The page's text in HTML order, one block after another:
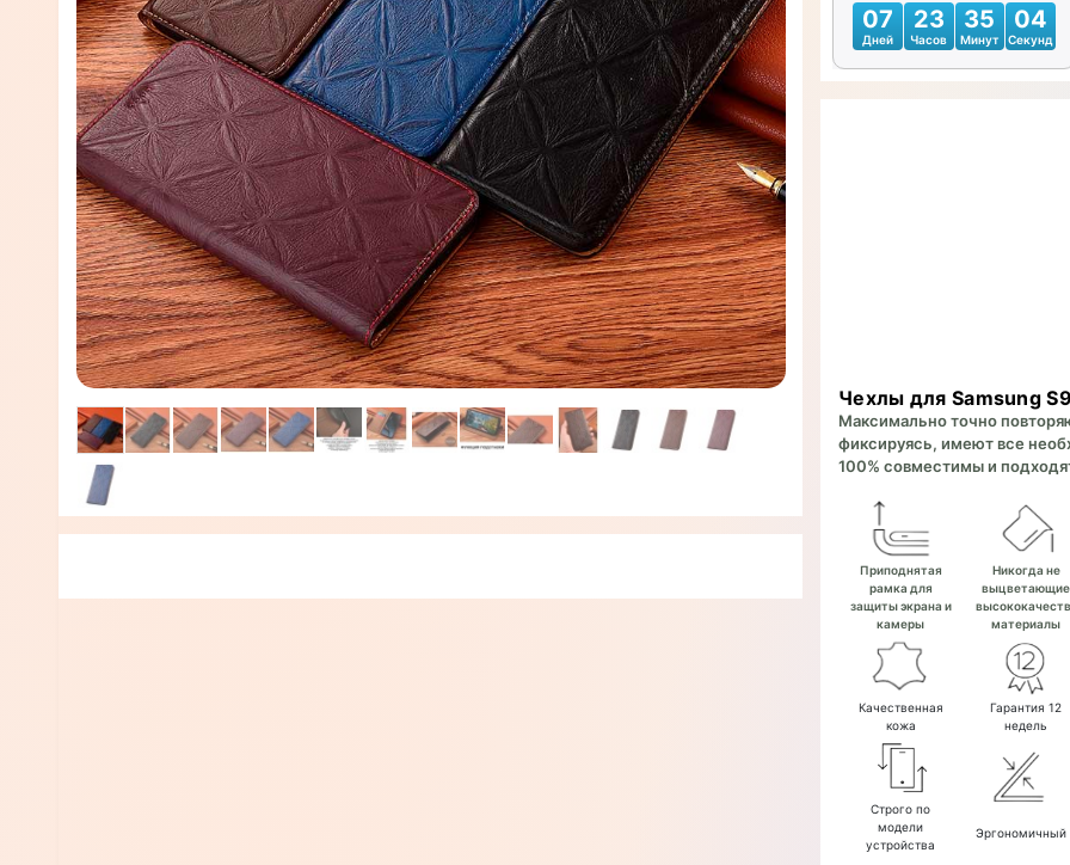
07
Дней
23
Часов
35
Минут
02
Секунд
Чехлы для Samsung S9
Максимально точно
фиксируясь, имеют все
100% совместимы и
Приподнятая
рамка для
защиты экрана и
камеры
Никогда не
выцветающие
материалы
Качественная
кожа
Гарантия 12
недель
Строго по
модели
устройства
Эргономичный